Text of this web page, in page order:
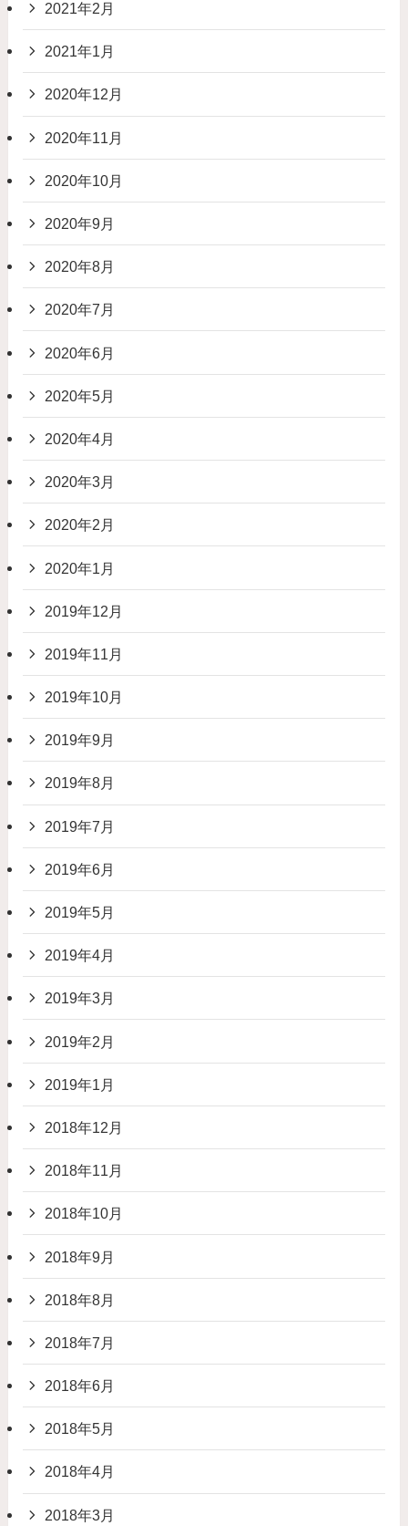
2021年2月
2021年1月
2020年12月
2020年11月
2020年10月
2020年9月
2020年8月
2020年7月
2020年6月
2020年5月
2020年4月
2020年3月
2020年2月
2020年1月
2019年12月
2019年11月
2019年10月
2019年9月
2019年8月
2019年7月
2019年6月
2019年5月
2019年4月
2019年3月
2019年2月
2019年1月
2018年12月
2018年11月
2018年10月
2018年9月
2018年8月
2018年7月
2018年6月
2018年5月
2018年4月
2018年3月